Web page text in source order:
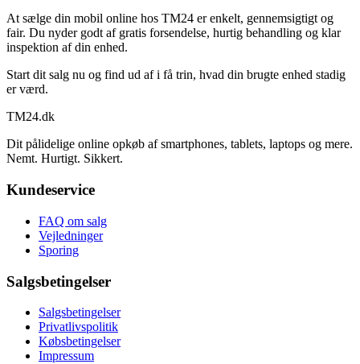
At sælge din mobil online hos TM24 er enkelt, gennemsigtigt og
fair. Du nyder godt af gratis forsendelse, hurtig behandling og klar
inspektion af din enhed.
Start dit salg nu og find ud af i få trin, hvad din brugte enhed stadig
er værd.
TM24.dk
Dit pålidelige online opkøb af smartphones, tablets, laptops og mere.
Nemt. Hurtigt. Sikkert.
Kundeservice
FAQ om salg
Vejledninger
Sporing
Salgsbetingelser
Salgsbetingelser
Privatlivspolitik
Købsbetingelser
Impressum